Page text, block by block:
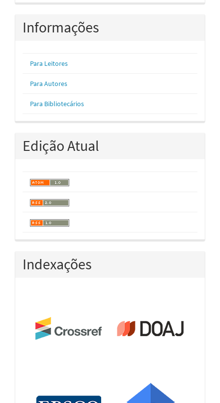
Informações
Para Leitores
Para Autores
Para Bibliotecários
Edição Atual
Indexações